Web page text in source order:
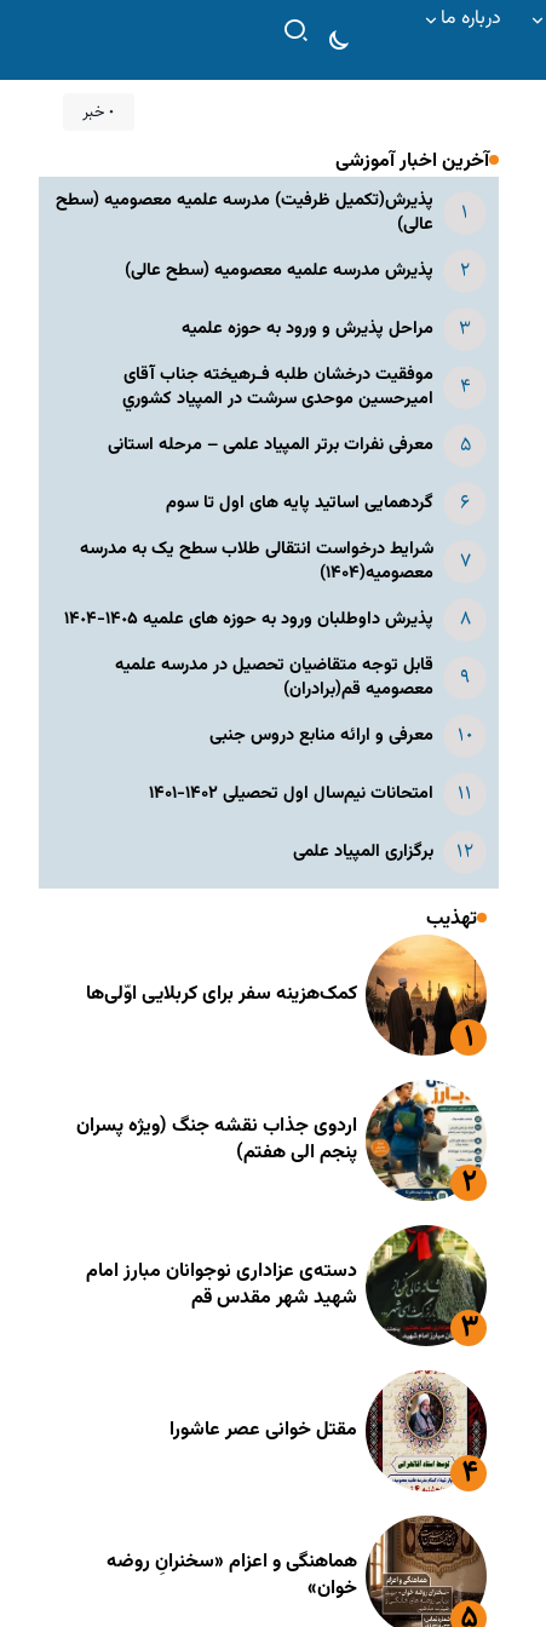
درباره ما
۰ خبر
آخرین اخبار آموزشی
پذیرش(تکمیل ظرفیت) مدرسه علمیه معصومیه‌ (سطح
عالی)
پذیرش مدرسه علمیه معصومیه‌ (سطح عالی)
مراحل پذیرش و ورود به حوزه علمیه
موفقیت درخشان طلبه فـرهیخته جناب آقای
امیرحسین موحدی سرشت در المپياد كشوري
معرفی نفرات برتر المپیاد علمی – مرحله استانی
گردهمایی اساتید پایه های اول تا سوم
شرایط درخواست انتقالی طلاب سطح یک به مدرسه
معصومیه(۱۴۰۴)
پذیرش داوطلبان ورود به حوزه های علمیه ١۴٠۵-١۴٠۴
قابل توجه متقاضیان تحصیل در مدرسه علمیه
معصومیه قم(برادران)
معرفی و ارائه منابع دروس جنبی
امتحانات نیم‌سال اول تحصیلی ۱۴۰۲-۱۴۰۱
برگزاری المپیاد علمی
تهذیب
کمک‌هزینه سفر برای کربلایی اوّلی‌ها
اردوی جذاب نقشه جنگ (ویژه پسران
پنجم الی هفتم)
دسته‌ی عزاداری نوجوانان مبارز امام
شهید شهر مقدس قم
مقتل خوانی عصر عاشورا
هماهنگی و اعزام «سخنرانِ روضه
خوان»